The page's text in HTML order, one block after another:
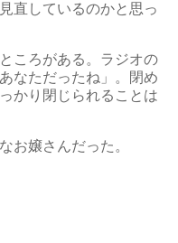
直しているのかと思っ
ころがある。ラジオの
なただったね」。閉め
かり閉じられることは
お嬢さんだった。